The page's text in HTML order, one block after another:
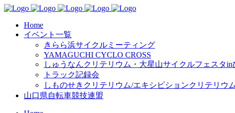
Home
イベント一覧
きらら浜サイクルミーティング
YAMAGUCHI CYCLO CROSS
しゅうなんクリテリウム・大星山サイクルフェスタin
トラック記録会
しものせきクリテリウム/エキシビションクリテリウム
山口県自転車競技連盟